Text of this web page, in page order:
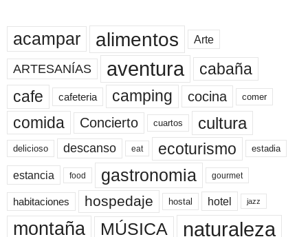
acampar alimentos Arte
ARTESANÍAS aventura
cabaña
cafe
cafeteria camping cocina comer
comida Concierto cuartos cultura
delicioso descanso eat ecoturismo estadia
estancia food gastronomia gourmet
habitaciones hospedaje hostal hotel jazz
montaña MÚSICA naturaleza